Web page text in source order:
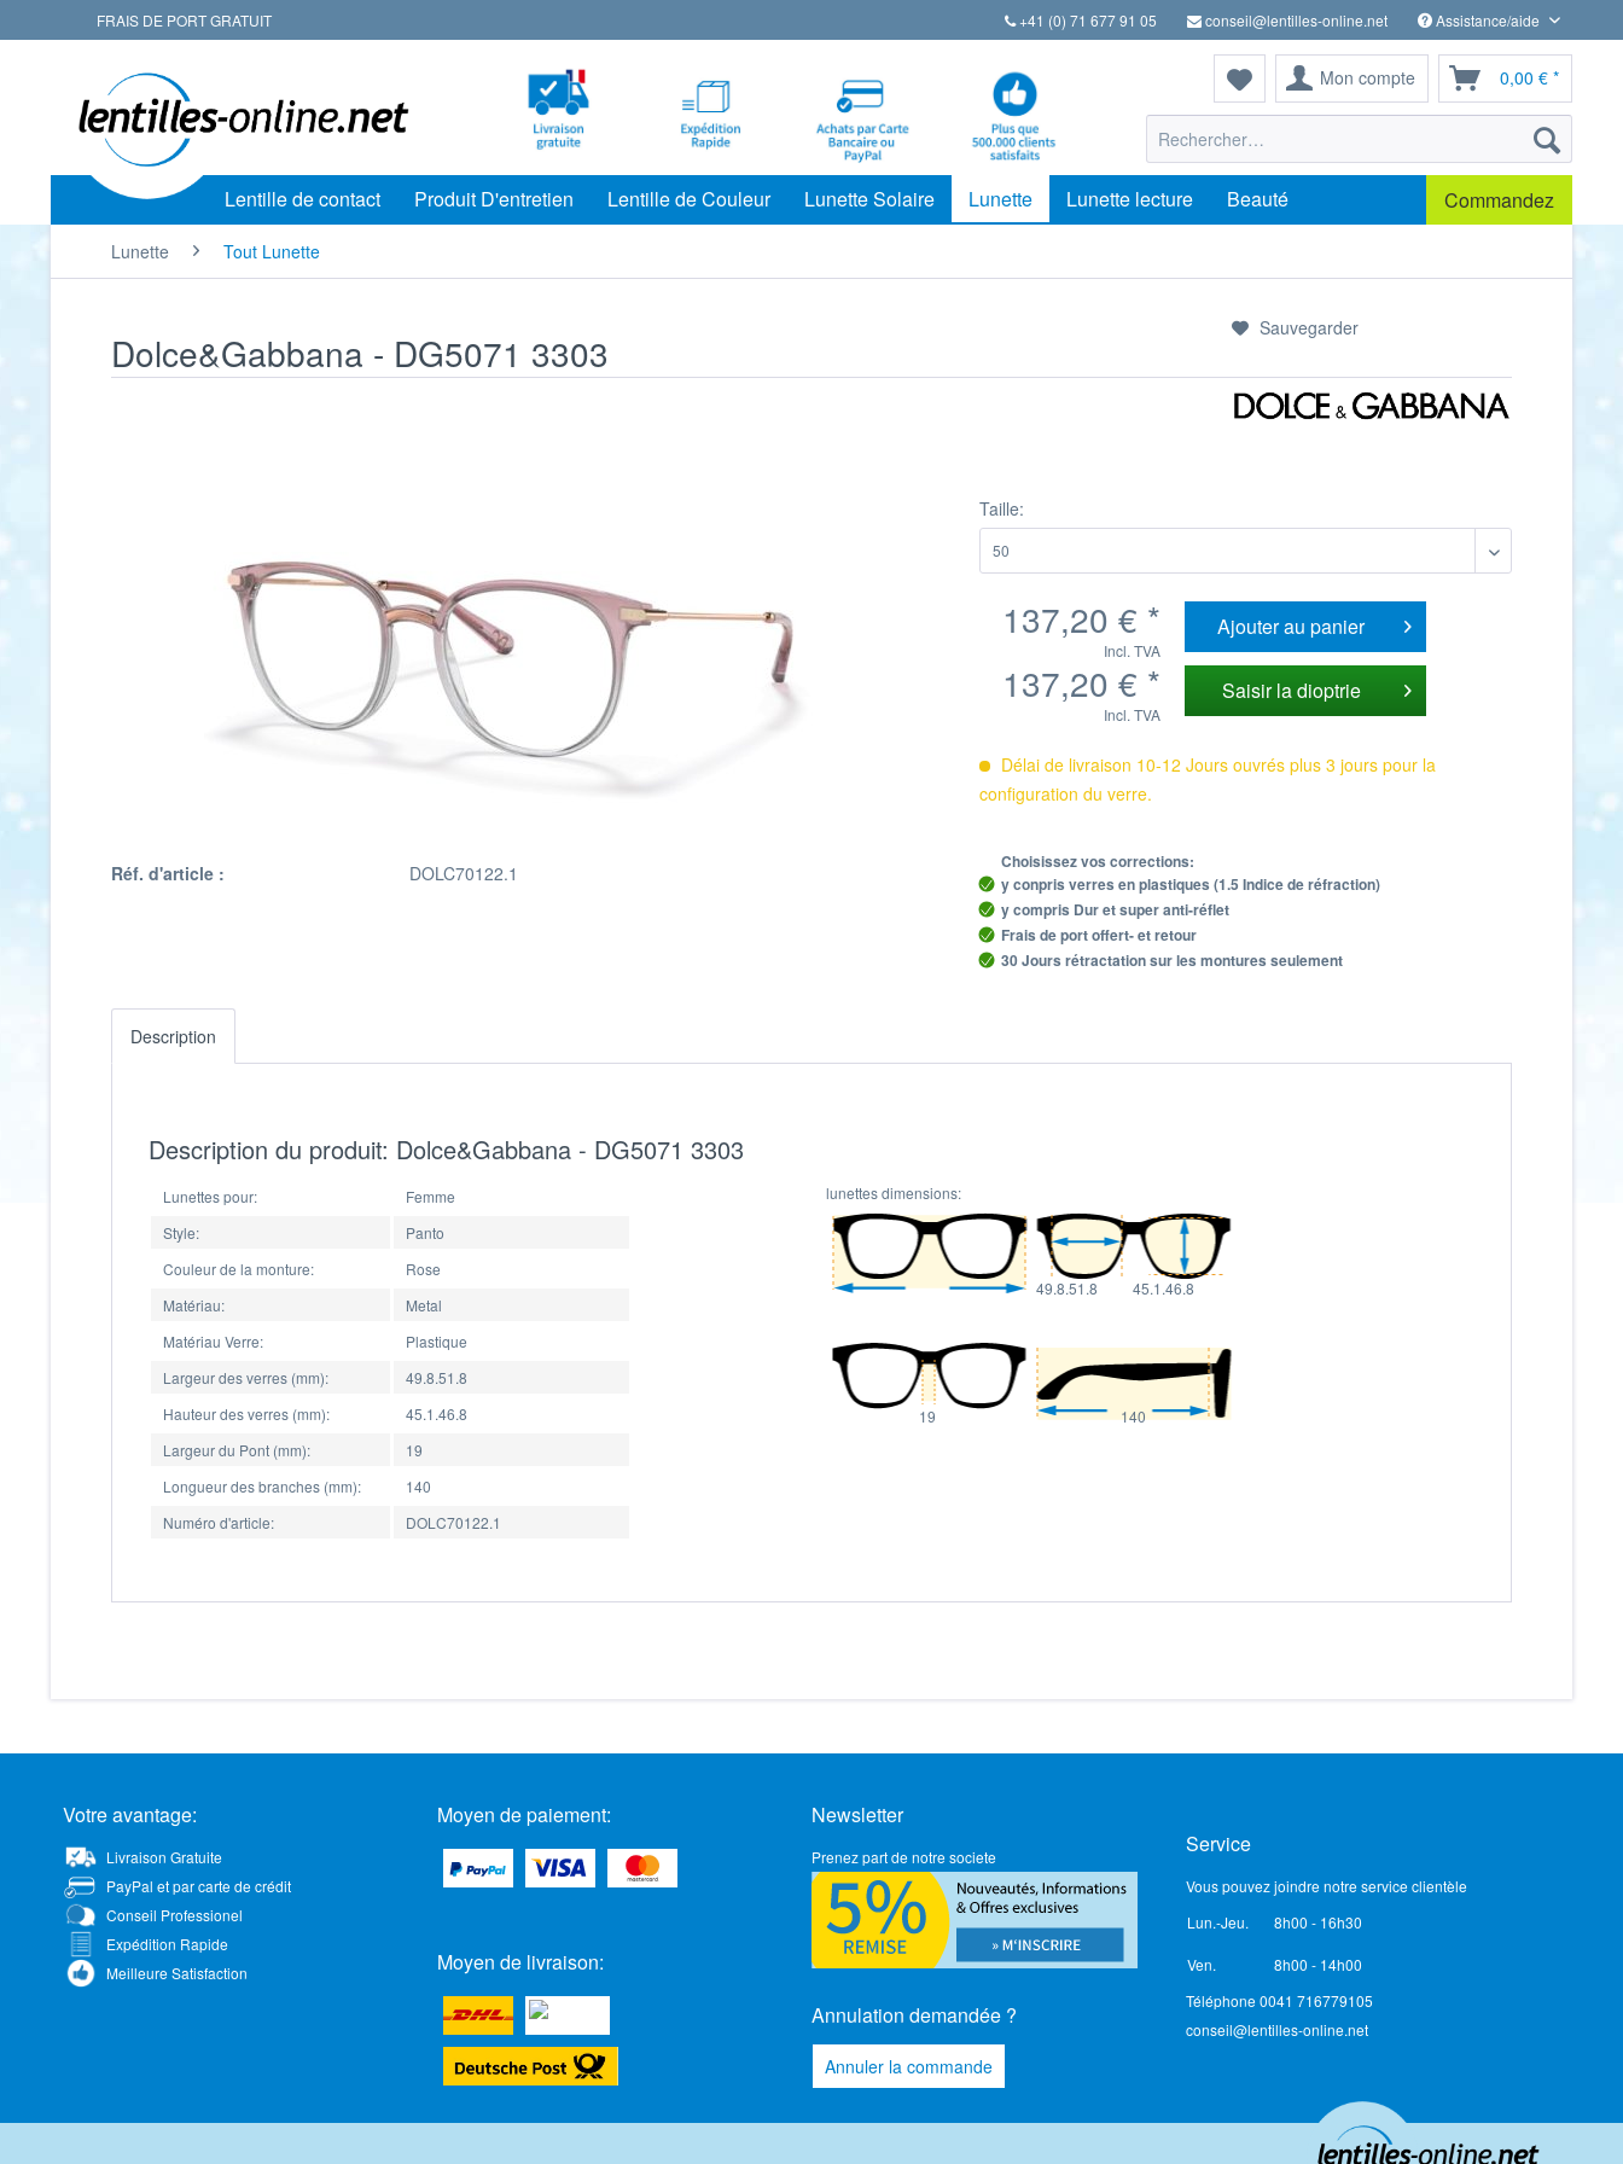
FRAIS DE PORT GRATUIT +41 (0) 71 677 91 05 conseil@lentilles-online.net Assistance/aide
Mon compte 0,00 € *
Lentille de contact Produit D'entretien Lentille de Couleur Lunette Solaire Lunette Lunette lecture Beauté Commandez
Lunette Tout Lunette
Dolce&Gabbana - DG5071 3303
Sauvegarder
Réf. d'article : DOLC70122.1
Taille:
137,20 € *
Incl. TVA
Ajouter aupanier
137,20 € *
Incl. TVA
Saisir la dioptrie
Délai de livraison 10-12 Jours ouvrés plus 3 jours pour la
configuration du verre.
Choisissez vos corrections:
y conpris verres en plastiques (1.5 Indice de réfraction)
y compris Dur et super anti-réflet
Frais de port offert- et retour
30 Jours rétractation sur les montures seulement
Description
Description du produit: Dolce&Gabbana - DG5071 3303
Lunettes pour:
Femme
Style:
Panto
Couleur de la monture:
Rose
Matériau:
Metal
Matériau Verre:
Plastique
Largeur des verres (mm):
49.8.51.8
Hauteur des verres (mm):
45.1.46.8
Largeur du Pont (mm):
19
Longueur des branches (mm):
140
Numéro d'article:
DOLC70122.1
lunettes dimensions:
49.8.51.8 45.1.46.8
19 140
Votre avantage:
Livraison Gratuite
PayPal et par carte de crédit
Conseil Professionel
Expédition Rapide
Meilleure Satisfaction
Moyen de paiement:
Moyen de livraison:
Newsletter
Prenez part de notre societe
Annulation demandée ?
Annuler la commande
Service
Vous pouvez joindre notre service clientèle
Lun.-Jeu.
8h00 - 16h30
Ven.
8h00 - 14h00
Téléphone 0041 716779105
conseil@lentilles-online.net